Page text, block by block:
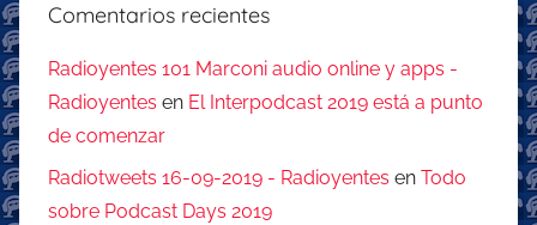
Comentarios recientes
Radioyentes 101 Marconi audio online y apps -
Radioyentes en El Interpodcast 2019 está a punto
de comenzar
Radiotweets 16-09-2019 - Radioyentes en Todo
sobre Podcast Days 2019